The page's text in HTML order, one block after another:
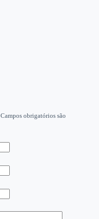
Campos obrigatórios são